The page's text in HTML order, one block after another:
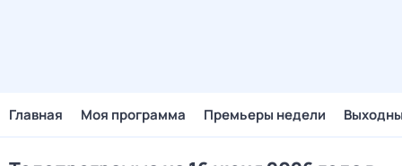
Главная Моя программа Премьеры недели